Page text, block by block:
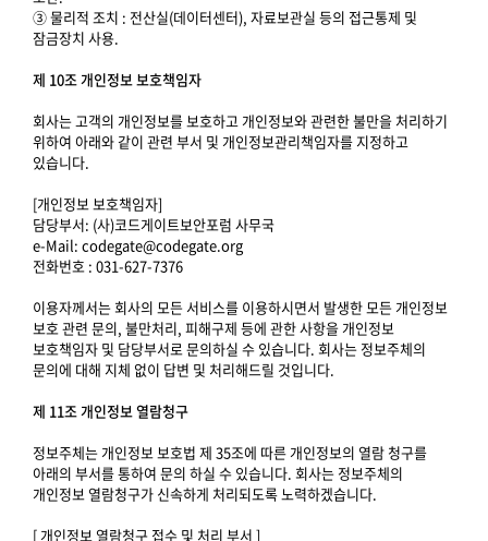
③ 물리적 조치 : 전산실(데이터센터), 자료보관실 등의 접근통제 및
잠금장치 사용.
제 10조 개인정보 보호책임자
회사는 고객의 개인정보를 보호하고 개인정보와 관련한 불만을 처리하기
위하여 아래와 같이 관련 부서 및 개인정보관리책임자를 지정하고
있습니다.
[개인정보 보호책임자]
담당부서: (사)코드게이트보안포럼 사무국
e-Mail: codegate@codegate.org
전화번호 : 031-627-7376
이용자께서는 회사의 모든 서비스를 이용하시면서 발생한 모든 개인정보
보호 관련 문의, 불만처리, 피해구제 등에 관한 사항을 개인정보
보호책임자 및 담당부서로 문의하실 수 있습니다. 회사는 정보주체의
문의에 대해 지체 없이 답변 및 처리해드릴 것입니다.
제 11조 개인정보 열람청구
정보주체는 개인정보 보호법 제 35조에 따른 개인정보의 열람 청구를
아래의 부서를 통하여 문의 하실 수 있습니다. 회사는 정보주체의
개인정보 열람청구가 신속하게 처리되도록 노력하겠습니다.
[ 개인정보 열람청구 접수 및 처리 부서 ]